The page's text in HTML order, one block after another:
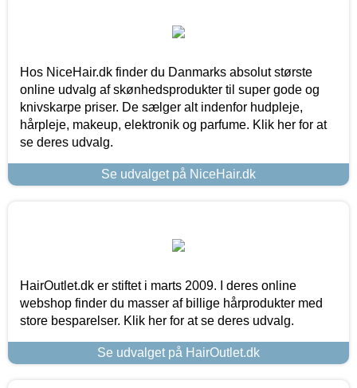
Hos NiceHair.dk finder du Danmarks absolut største
online udvalg af skønhedsprodukter til super gode og
knivskarpe priser. De sælger alt indenfor hudpleje,
hårpleje, makeup, elektronik og parfume. Klik her for at
se deres udvalg.
Se udvalget på NiceHair.dk
HairOutlet.dk er stiftet i marts 2009. I deres online
webshop finder du masser af billige hårprodukter med
store besparelser. Klik her for at se deres udvalg.
Se udvalget på HairOutlet.dk